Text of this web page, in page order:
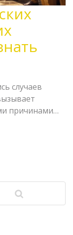
случаев
причинами
а также
советы
и уважению
в отелях